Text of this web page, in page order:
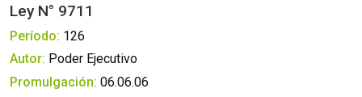
Ley N° 9711
Período: 126
Autor: Poder Ejecutivo
Promulgación: 06.06.06